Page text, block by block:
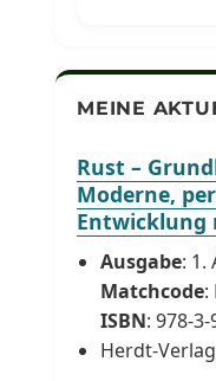
MEINE
Rust –
Moderne,
Entwicklung
Ausgabe: 1.
Matchcode:
ISBN: 978-
Herdt-Verlag